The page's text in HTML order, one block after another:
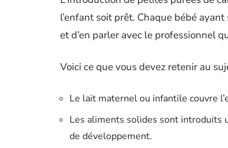
l’enfant soit prêt. Chaque bébé
et d’en parler avec le professionnel
Voici ce que vous devez retenir au
Le lait maternel ou infantile couvre
Les aliments solides sont introduits
de développement.